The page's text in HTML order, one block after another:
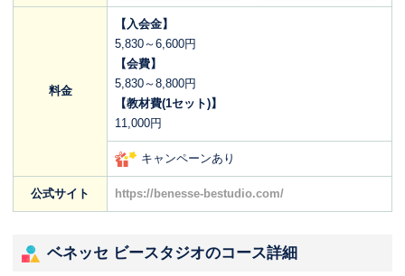
料金
【入会金】
5,830～6,600円
【会費】
5,830～8,800円
【教材費(1セット)】
11,000円
キャンペーンあり
公式サイト https://benesse-bestudio.com/
ベネッセ ビースタジオのコース詳細